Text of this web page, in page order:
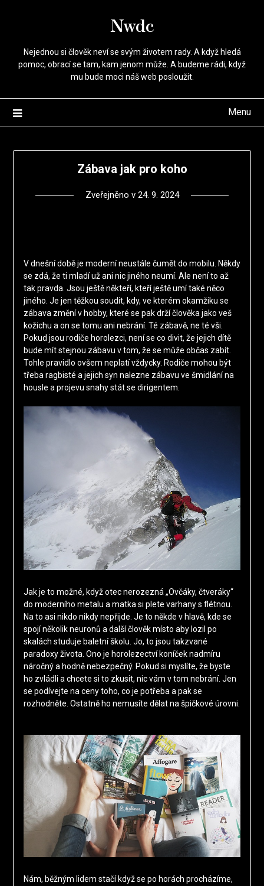
Nwdc
Nejednou si člověk neví se svým životem rady. A když hledá
pomoc, obrací se tam, kam jenom může. A budeme rádi, když
mu bude moci náš web posloužit.
Menu
Zábava jak pro koho
Zveřejněno v 24. 9. 2024
V dnešní době je moderní neustále čumět do mobilu. Někdy
se zdá, že ti mladí už ani nic jiného neumí. Ale není to až
tak pravda. Jsou ještě někteří, kteří ještě umí také něco
jiného. Je jen těžkou soudit, kdy, ve kterém okamžiku se
zábava změní v hobby, které se pak drží člověka jako veš
kožichu a on se tomu ani nebrání. Té zábavě, ne té vši.
Pokud jsou rodiče horolezci, není se co divit, že jejich dítě
bude mít stejnou zábavu v tom, že se může občas zabít.
Tohle pravidlo ovšem neplatí vždycky. Rodiče mohou být
třeba ragbisté a jejich syn nalezne zábavu ve šmidlání na
housle a projevu snahy stát se dirigentem.
Jak je to možné, když otec nerozezná „Ovčáky, čtveráky“
do moderního metalu a matka si plete varhany s flétnou.
Na to asi nikdo nikdy nepřijde. Je to někde v hlavě, kde se
spojí několik neuronů a další člověk místo aby lozil po
skalách studuje baletní školu. Jo, to jsou takzvané
paradoxy života. Ono je horolezectví koníček nadmíru
náročný a hodně nebezpečný. Pokud si myslíte, že byste
ho zvládli a chcete si to zkusit, nic vám v tom nebrání. Jen
se podívejte na ceny toho, co je potřeba a pak se
rozhodněte. Ostatně ho nemusíte dělat na špičkové úrovni.
Nám, běžným lidem stačí když se po horách procházíme,